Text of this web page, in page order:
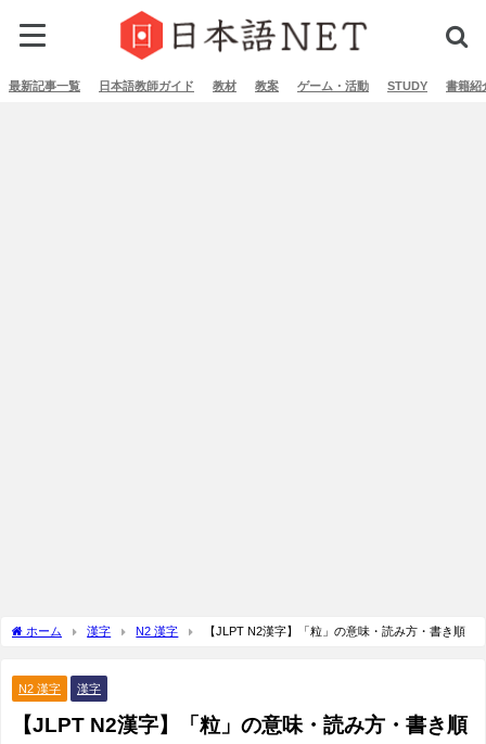
最新記事一覧 日本語教師ガイド 教材 教案 ゲーム・活動 STUDY 書籍紹
ホーム 漢字 N2 漢字 【JLPT N2漢字】「粒」の意味・読み方・書き順
N2 漢字 漢字
【JLPT N2漢字】「粒」の意味・読み方・書き順